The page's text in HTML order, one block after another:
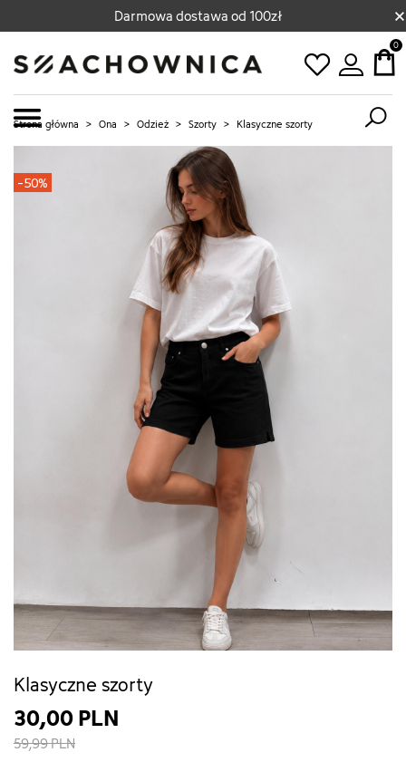
Darmowa dostawa od 100zł ×
0
Strona główna > Ona > Odzież > Szorty > Klasyczne szorty
-50%
Klasyczne szorty
30,00 PLN
59,99 PLN